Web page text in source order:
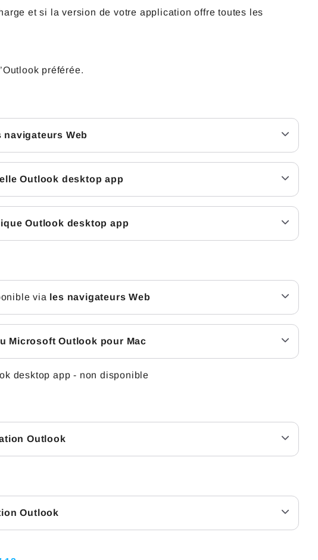
et si la version de votre application offre toutes les
préférée.
navigateurs Web
Outlook desktop app
Outlook desktop app
via les navigateurs Web
Microsoft Outlook pour Mac
desktop app - non disponible
Outlook
Outlook